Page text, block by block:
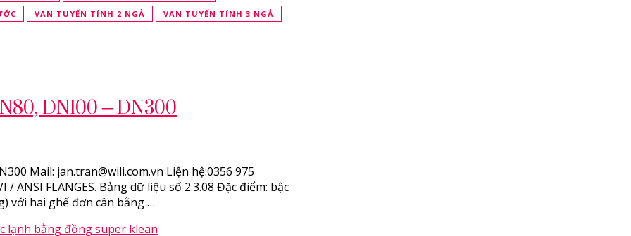
VAN TUYẾN TÍNH 2 NGẢ VAN TUYẾN TÍNH 3 NGẢ
DN100 – DN300
Mail: jan.tran@wili.com.vn Liện hệ:0356 975
ANSI FLANGES. Bảng dữ liệu số 2.3.08 Đặc điểm: bậc
với hai ghế đơn cân bằng …